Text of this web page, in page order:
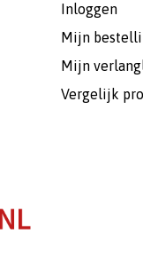
Inloggen
Mijn
Mijn
Vergelijk